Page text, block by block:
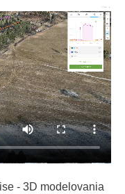
- 3D modelovania